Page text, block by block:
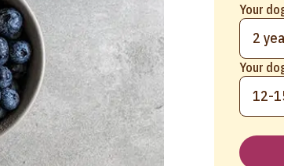
Your
2
Your
12-